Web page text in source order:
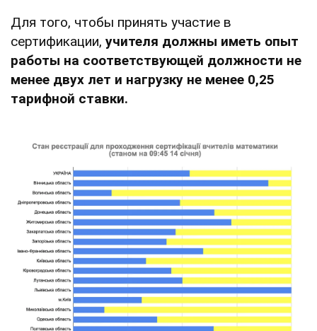
Для того, чтобы принять участие в
сертификации, учителя должны иметь опыт
работы на соответствующей должности не
менее двух лет и нагрузку не менее 0,25
тарифной ставки.